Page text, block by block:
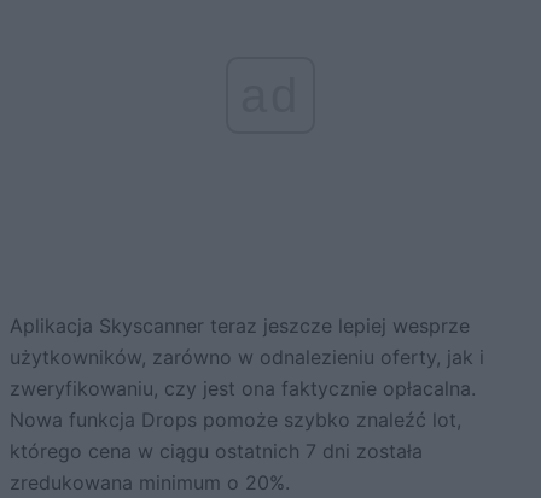
Aplikacja Skyscanner teraz jeszcze lepiej wesprze
użytkowników, zarówno w odnalezieniu oferty, jak i
zweryfikowaniu, czy jest ona faktycznie opłacalna.
Nowa funkcja Drops pomoże szybko znaleźć lot,
którego cena w ciągu ostatnich 7 dni została
zredukowana minimum o 20%.